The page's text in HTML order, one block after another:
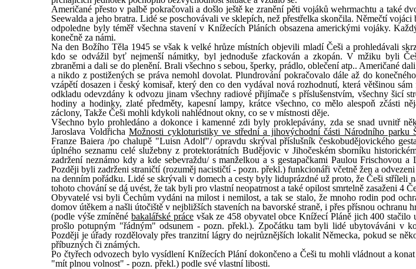
Američané přesto v palbě pokračovali a došlo ještě ke zranění pěti vojáků wehrmachtu a také
Seewalda a jeho bratra. Lidé se poschovávali ve sklepích, než přestřelka skončila. Němečtí
odpoledne byly téměř všechna stavení v Knížecích Pláních obsazena americkými vojáky.
konečně za námi.
Na den Božího Těla 1945 se však k velké hrůze místních objevili mladí Češi a prohledávali
kdo se odvážil byť nejmenší námitky, byl jednoduše zfackován a zkopán. V mžiku byli
zbraněmi a dali se do plenění. Brali všechno s sebou, šperky, prádlo, oblečení atp.. Američané
a nikdo z postižených se práva nemohl dovolat. Plundrování pokračovalo dále až do
vzápětí dosazen i český komisař, který den co den vydával nová rozhodnutí, která většinou
odkladu odevzdány k odvozu jinam všechny radiové přijímače s příslušenstvím, všechny šicí
hodiny a hodinky, zlaté předměty, kapesní lampy, krátce všechno, co mělo alespoň zčásti
záclony, Takže Češi mohli kdykoli nahlédnout okny, co se v místnosti děje.
Všechno bylo prohledáno a dokonce i kamenné zdi byly proklepávány, zda se snad uvnitř
Jaroslava VoldřichaMožnosti cykloturistiky ve střední a jihovýchodní části Národního parku
Franze Baiera /po chalupě "Luisn Adolf"/ opravdu skrýval příslušník českobudějovického
úplného seznamu celé služebny z protektorátních Budějovic v Jihočeském sborníku
zadržení neznámo kdy a kde sebevraždu/ s manželkou a s gestapačkami Paulou Frischovou
Později byli zadrženi straničtí (rozuměj nacističtí - pozn. překl.) funkcionáři včetně žen a
na denním pořádku. Lidé se skrývali v domech a cesty byly liduprázdné už proto, že Češi stříleli
tohoto chování se dá uvést, že tak byli pro vlastní neopatrnost a také opilost smrtelně zasaženi 4
Obyvatelé vsi byli Čechům vydáni na milost i nemilost, a tak se stalo, že mnoho rodin pod
domov útěkem a našli útočiště v nejbližších staveních na bavorské straně, i přes přísnou ochranu
(podle výše zmíněnébakalářské prácevšak ze 458 obyvatel obce Knížecí Pláně jich 400 stačilo
prošlo potupným "řádným" odsunem - pozn. překl.). Zpočátku tam byli lidé ubytováváni v
Později je úřady rozdělovaly přes tranzitní lágry do nejrůznějších lokalit Německa, pokud se
příbuzných či známých.
Po čtyřech odvozech bylo vysídlení Knížecích Plání dokončeno a Češi tu mohli vládnout a
"mít plnou volnost" - pozn. překl.) podle své vlastní libosti.